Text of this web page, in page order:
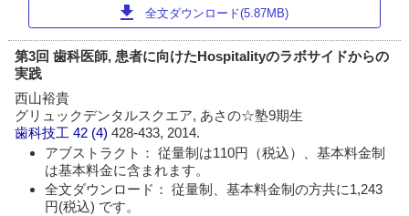
download 全文ダウンロード(5.87MB)
第3回 歯科医師, 患者に向けたHospitalityのラボサイドからの
実践
西山裕貴
グリュックデンタルスクエア, あさの☆塾9期生
歯科技工 42 (4)428-433, 2014.
アブストラクト： 従量制は110円（税込）、基本料金制
は基本料金に含まれます。
全文ダウンロード： 従量制、基本料金制の方共に1,243
円(税込) です。